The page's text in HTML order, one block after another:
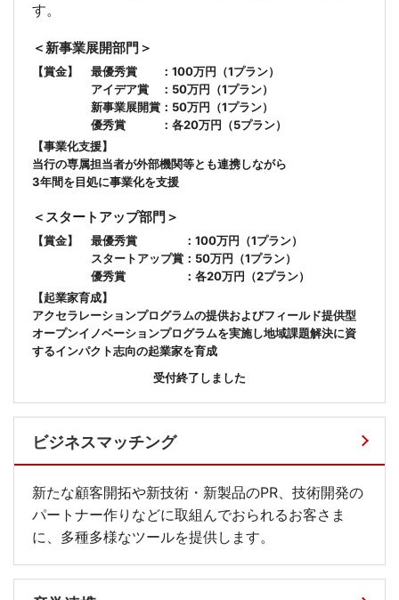
す。
＜新事業展開部門＞
【賞金】
最優秀賞 ：100万円（1プラン）
アイデア賞 ：50万円（1プラン）
新事業展開賞：50万円（1プラン）
優秀賞 ：各20万円（5プラン）
【事業化支援】
当行の専属担当者が外部機関等とも連携しながら
3年間を目処に事業化を支援
＜スタートアップ部門＞
【賞金】
最優秀賞 ：100万円（1プラン）
スタートアップ賞：50万円（1プラン）
優秀賞 ：各20万円（2プラン）
【起業家育成】
アクセラレーションプログラムの提供およびフィールド提供型
オープンイノベーションプログラムを実施し地域課題解決に資
するインパクト志向の起業家を育成
受付終了しました
ビジネスマッチング
新たな顧客開拓や新技術・新製品のPR、技術開発の
パートナー作りなどに取組んでおられるお客さま
に、多種多様なツールを提供します。